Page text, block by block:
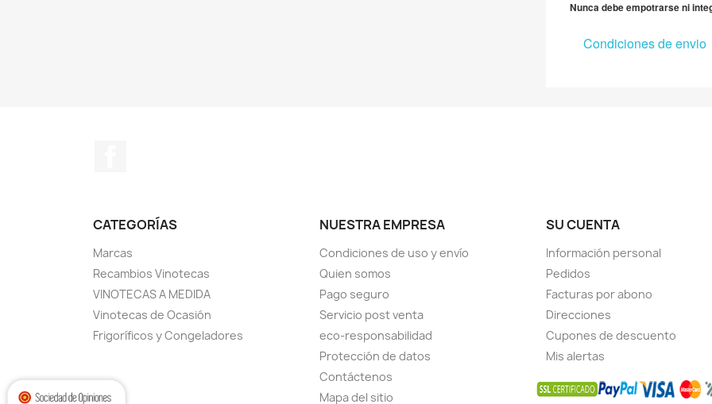
Nunca debe empotrarse ni
Condiciones de envio
CATEGORÍAS
Marcas
Recambios Vinotecas
VINOTECAS A MEDIDA
Vinotecas de Ocasión
Frigoríficos y Congeladores
NUESTRA EMPRESA
Condiciones de uso y envío
Quien somos
Pago seguro
Servicio post venta
eco-responsabilidad
Protección de datos
Contáctenos
Mapa del sitio
SU CUENTA
Información personal
Pedidos
Facturas por abono
Direcciones
Cupones de descuento
Mis alertas